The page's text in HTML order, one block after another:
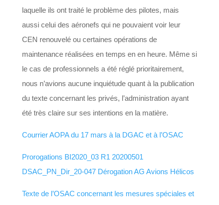
laquelle ils ont traité le problème des pilotes, mais
aussi celui des aéronefs qui ne pouvaient voir leur
CEN renouvelé ou certaines opérations de
maintenance réalisées en temps en en heure. Même si
le cas de professionnels a été réglé prioritairement,
nous n’avions aucune inquiétude quant à la publication
du texte concernant les privés, l’administration ayant
été très claire sur ses intentions en la matière.
Courrier AOPA du 17 mars à la DGAC et à l’OSAC
Prorogations BI2020_03 R1 20200501
DSAC_PN_Dir_20-047 Dérogation AG Avions Hélicos
Texte de l’OSAC concernant les mesures spéciales et